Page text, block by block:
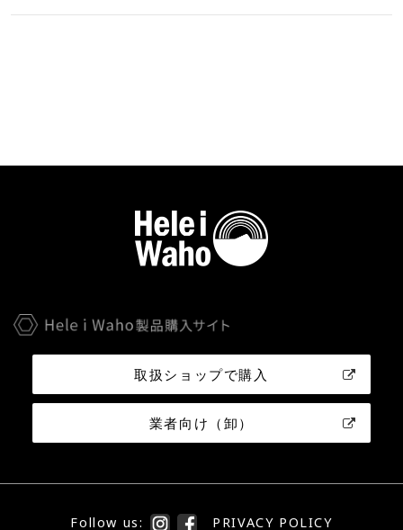
取扱ショップで購入
業者向け（卸）
Follow us: PRIVACY POLICY